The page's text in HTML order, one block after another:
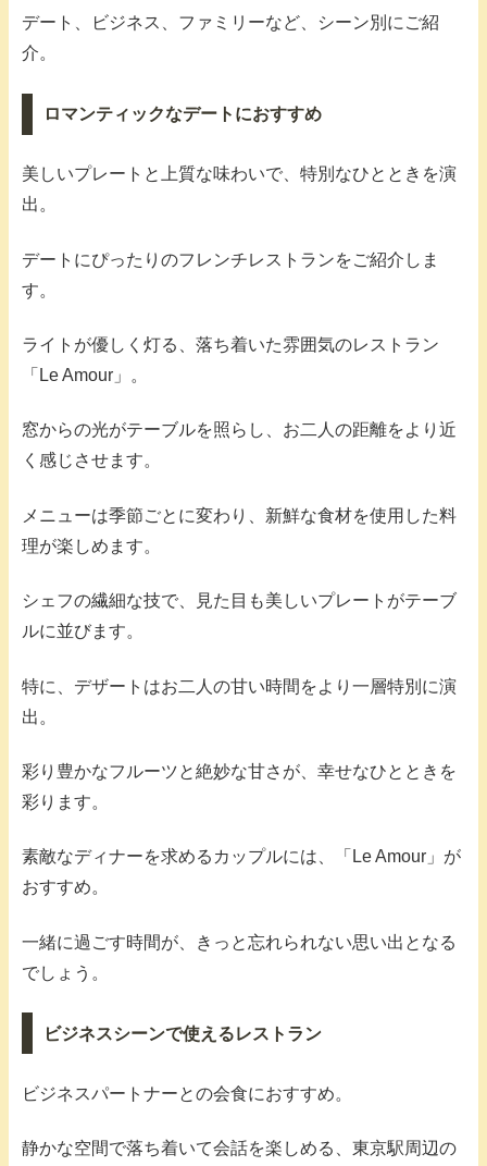
デート、ビジネス、ファミリーなど、シーン別にご紹
介。
ロマンティックなデートにおすすめ
美しいプレートと上質な味わいで、特別なひとときを演
出。
デートにぴったりのフレンチレストランをご紹介しま
す。
ライトが優しく灯る、落ち着いた雰囲気のレストラン
「Le Amour」。
窓からの光がテーブルを照らし、お二人の距離をより近
く感じさせます。
メニューは季節ごとに変わり、新鮮な食材を使用した料
理が楽しめます。
シェフの繊細な技で、見た目も美しいプレートがテーブ
ルに並びます。
特に、デザートはお二人の甘い時間をより一層特別に演
出。
彩り豊かなフルーツと絶妙な甘さが、幸せなひとときを
彩ります。
素敵なディナーを求めるカップルには、「Le Amour」が
おすすめ。
一緒に過ごす時間が、きっと忘れられない思い出となる
でしょう。
ビジネスシーンで使えるレストラン
ビジネスパートナーとの会食におすすめ。
静かな空間で落ち着いて会話を楽しめる、東京駅周辺の